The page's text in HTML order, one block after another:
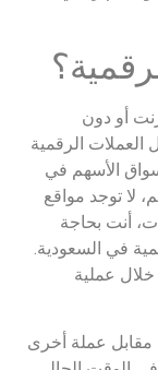
أو دون
العملات الرقمية
الأسهم في
لا توجد مواقع
أنت بحاجة
في السعودية.
خلال عملية
مقابل عملة أخرى